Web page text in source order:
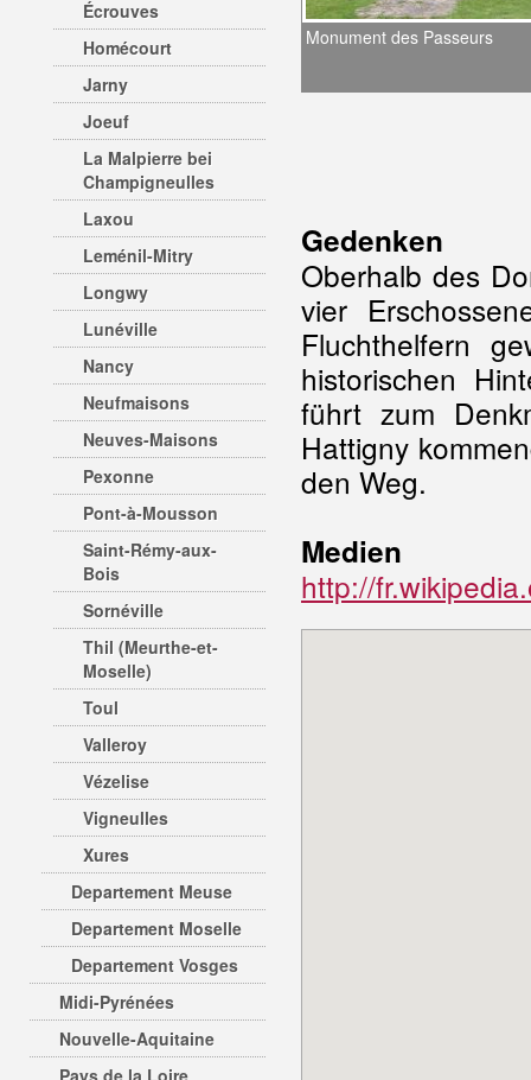
Écrouves
Homécourt
Jarny
Joeuf
La Malpierre bei
Champigneulles
Laxou
Leménil-Mitry
Longwy
Lunéville
Nancy
Neufmaisons
Neuves-Maisons
Pexonne
Pont-à-Mousson
Saint-Rémy-aux-
Bois
Sornéville
Thil (Meurthe-et-
Moselle)
Toul
Valleroy
Vézelise
Vigneulles
Xures
Departement Meuse
Departement Moselle
Departement Vosges
Midi-Pyrénées
Nouvelle-Aquitaine
Pays de la Loire
Monument des Passeurs
Gedenken
Oberhalb des
vier
Fluchthelfern
historischen
führt zum
Hattigny
den Weg.
Medien
http://